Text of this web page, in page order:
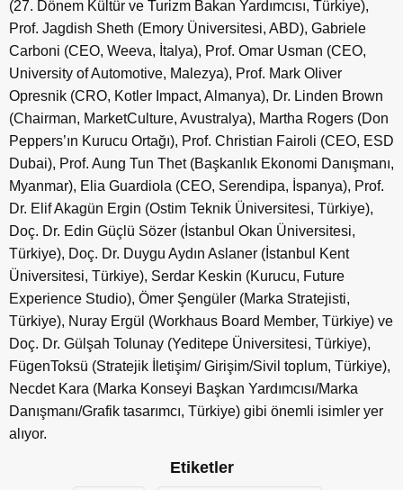
(27. Dönem Kültür ve Turizm Bakan Yardımcısı, Türkiye),
Prof. Jagdish Sheth (Emory Üniversitesi, ABD), Gabriele
Carboni (CEO, Weeva, İtalya), Prof. Omar Usman (CEO,
University of Automotive, Malezya), Prof. Mark Oliver
Opresnik (CRO, Kotler Impact, Almanya), Dr. Linden Brown
(Chairman, MarketCulture, Avustralya), Martha Rogers (Don
Peppers’ın Kurucu Ortağı), Prof. Christian Fairoli (CEO, ESD
Dubai), Prof. Aung Tun Thet (Başkanlık Ekonomi Danışmanı,
Myanmar), Elia Guardiola (CEO, Serendipa, İspanya), Prof.
Dr. Elif Akagün Ergin (Ostim Teknik Üniversitesi, Türkiye),
Doç. Dr. Edin Güçlü Sözer (İstanbul Okan Üniversitesi,
Türkiye), Doç. Dr. Duygu Aydın Aslaner (İstanbul Kent
Üniversitesi, Türkiye), Serdar Keskin (Kurucu, Future
Experience Studio), Ömer Şengüler (Marka Stratejisti,
Türkiye), Nuray Ergül (Workhaus Board Member, Türkiye) ve
Doç. Dr. Gülşah Tolunay (Yeditepe Üniversitesi, Türkiye),
FügenToksü (Stratejik İletişim/ Girişim/Sivil toplum, Türkiye),
Necdet Kara (Marka Konseyi Başkan Yardımcısı/Marka
Danışmanı/Grafik tasarımcı, Türkiye) gibi önemli isimler yer
alıyor.
Etiketler